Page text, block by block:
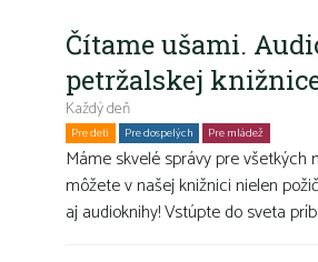
Čítame ušami.
petržalskej
Každý deň
Pre deti Pre dospelých Pre mládež
Máme skvelé správy pre všetkých
môžete v našej knižnici nielen
aj audioknihy! Vstúpte do sveta